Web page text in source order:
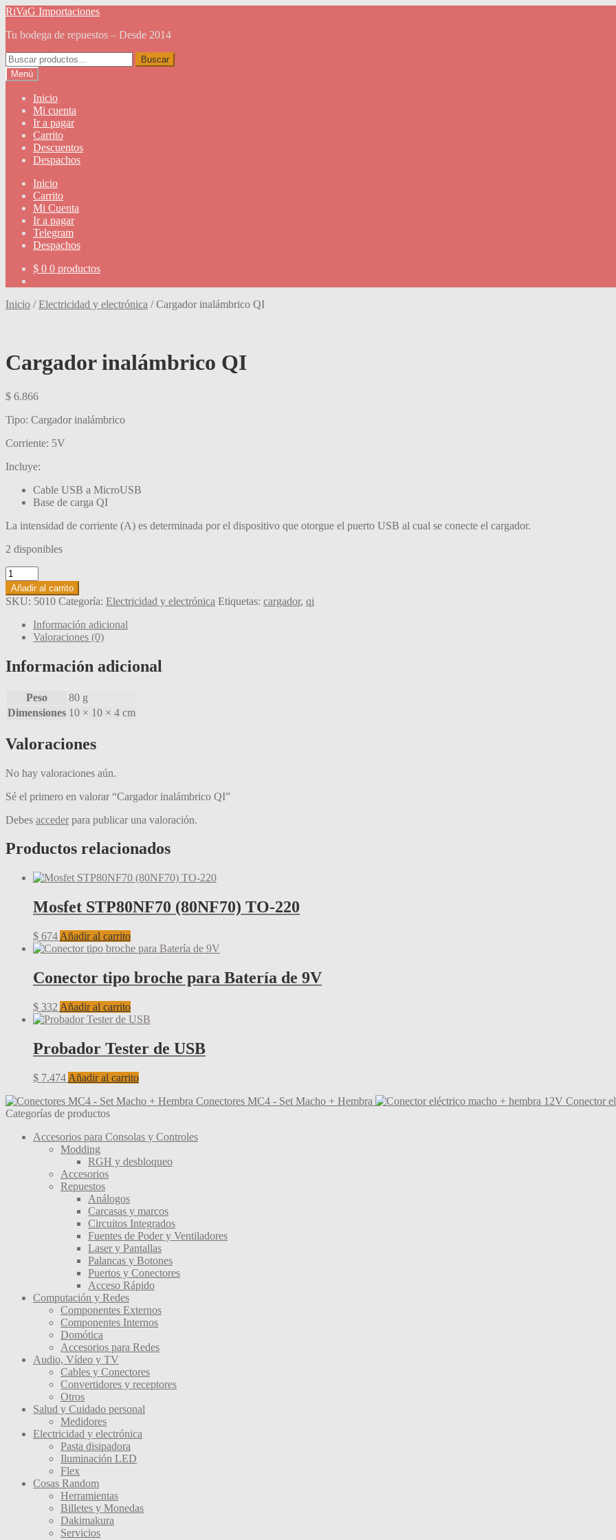
Ir
la
Ir
contenido
RiVaG Importaciones
Tu bodega de repuestos – Desde 2014
Buscar
por:
Buscar
Menú
Inicio
Mi cuenta
Ir a pagar
Carrito
Descuentos
Despachos
Inicio
Carrito
Mi Cuenta
Ir a pagar
Telegram
Despachos
$ 0 0 productos
Inicio /Electricidad y electrónica /Cargador inalámbrico QI
Cargador inalámbrico QI
$ 6.866
Tipo: Cargador inalámbrico
Corriente: 5V
Incluye:
Cable USB a MicroUSB
Base de carga QI
La intensidad de corriente (A) es determinada por el dispositivo que otorgue el puerto USB al cual se conecte el cargador.
2 disponibles
Cargador
inalámbrico
QI
cantidad
Añadir al carrito
SKU: 5010 Categoría: Electricidad y electrónica Etiquetas: cargador, qi
Información adicional
Valoraciones (0)
Información adicional
Peso
80 g
Dimensiones 10 × 10 × 4 cm
Valoraciones
No hay valoraciones aún.
Sé el primero en valorar “Cargador inalámbrico QI”
Debes acceder para publicar una valoración.
Productos relacionados
Mosfet STP80NF70 (80NF70) TO-220
$ 674 Añadir al carrito
Conector tipo broche para Batería de 9V
$ 332 Añadir al carrito
Probador Tester de USB
$ 7.474 Añadir al carrito
Conectores MC4 - Set Macho + Hembra
Conector
Categorías de productos
Accesorios para Consolas y Controles
Modding
RGH y desbloqueo
Accesorios
Repuestos
Análogos
Carcasas y marcos
Circuitos Integrados
Fuentes de Poder y Ventiladores
Laser y Pantallas
Palancas y Botones
Puertos y Conectores
Acceso Rápido
Computación y Redes
Componentes Externos
Componentes Internos
Domótica
Accesorios para Redes
Audio, Vídeo y TV
Cables y Conectores
Convertidores y receptores
Otros
Salud y Cuidado personal
Medidores
Electricidad y electrónica
Pasta disipadora
Iluminación LED
Flex
Cosas Random
Herramientas
Billetes y Monedas
Dakimakura
Servicios